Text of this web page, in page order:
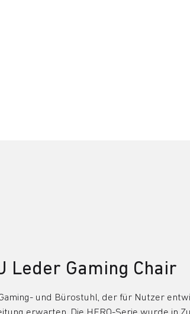
Leder Gaming Chair
und Bürostuhl, der für Nutzer